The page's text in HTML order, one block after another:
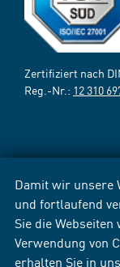
Damit wir unsere
und fortlaufend
Sie die
Verwendung von
erhalten Sie in
Zertifiziert nach
Reg.-Nr.: 12 310